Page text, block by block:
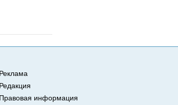
Реклама
Редакция
Правовая информация